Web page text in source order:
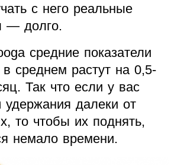
с него реальные
— долго.
средние показатели
среднем растут на 0,5-
Так что если у вас
удержания далеки от
то чтобы их поднять,
немало времени.